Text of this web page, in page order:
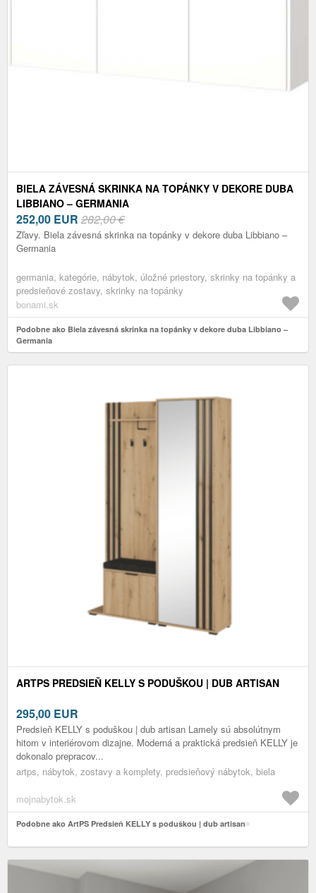
BIELA ZÁVESNÁ SKRINKA NA TOPÁNKY V DEKORE DUBA
LIBBIANO – GERMANIA
252,00 EUR 282,00 €
Zľavy. Biela závesná skrinka na topánky v dekore duba Libbiano –
Germania
germania, kategórie, nábytok, úložné priestory, skrinky na topánky a
predsieňové zostavy, skrinky na topánky
bonami.sk
Podobne ako Biela závesná skrinka na topánky v dekore duba Libbiano –
Germania
ARTPS PREDSIEŇ KELLY S PODUŠKOU | DUB ARTISAN
295,00 EUR
Predsieň KELLY s poduškou | dub artisan Lamely sú absolútnym
hitom v interiérovom dizajne. Moderná a praktická predsieň KELLY je
dokonalo prepracov...
artps, nábytok, zostavy a komplety, predsieňový nábytok, biela
mojnabytok.sk
Podobne ako ArtPS Predsieň KELLY s poduškou | dub artisan